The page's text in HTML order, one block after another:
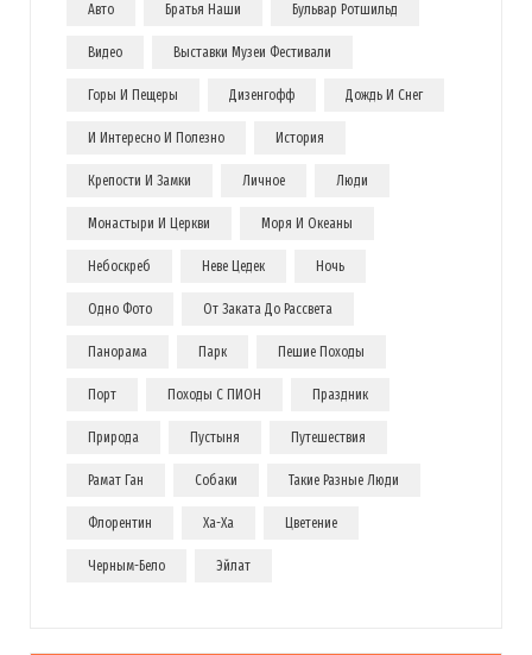
Авто Братья Наши Бульвар Ротшильд
Видео Выставки Музеи Фестивали
Горы И Пещеры Дизенгофф Дождь И Снег
И Интересно И Полезно История
Крепости И Замки Личное Люди
Монастыри И Церкви Моря И Океаны
Небоскреб Неве Цедек Ночь
Одно Фото От Заката До Рассвета
Панорама Парк Пешие Походы
Порт Походы С ПИОН Праздник
Природа Пустыня Путешествия
Рамат Ган Собаки Такие Разные Люди
Флорентин Ха-Ха Цветение
Черным-Бело Эйлат